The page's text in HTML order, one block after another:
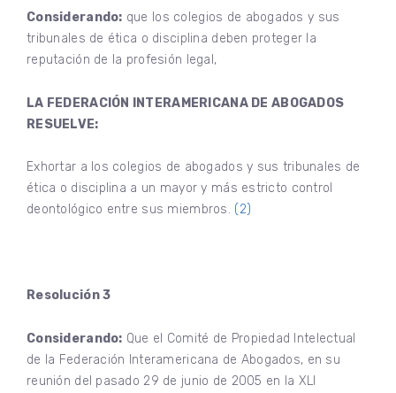
Considerando: que los colegios de abogados y sus
tribunales de ética o disciplina deben proteger la
reputación de la profesión legal,
LA FEDERACIÓN INTERAMERICANA DE ABOGADOS
RESUELVE:
Exhortar a los colegios de abogados y sus tribunales de
ética o disciplina a un mayor y más estricto control
deontológico entre sus miembros. (2)
Resolución 3
Considerando: Que el Comité de Propiedad Intelectual
de la Federación Interamericana de Abogados, en su
reunión del pasado 29 de junio de 2005 en la XLI